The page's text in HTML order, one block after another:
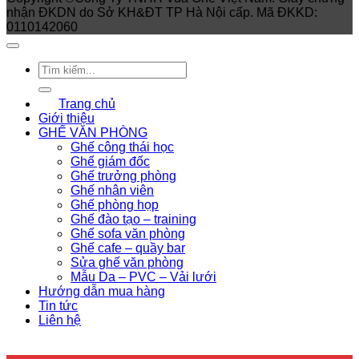
nhận ĐKDN do Sở KH&ĐT TP Hà Nội cấp. Mã ĐKKD:
0110142060
Trang chủ
Giới thiệu
GHẾ VĂN PHÒNG
Ghế công thái học
Ghế giám đốc
Ghế trưởng phòng
Ghế nhân viên
Ghế phòng họp
Ghế đào tạo – training
Ghế sofa văn phòng
Ghế cafe – quầy bar
Sửa ghế văn phòng
Mẫu Da – PVC – Vải lưới
Hướng dẫn mua hàng
Tin tức
Liên hệ